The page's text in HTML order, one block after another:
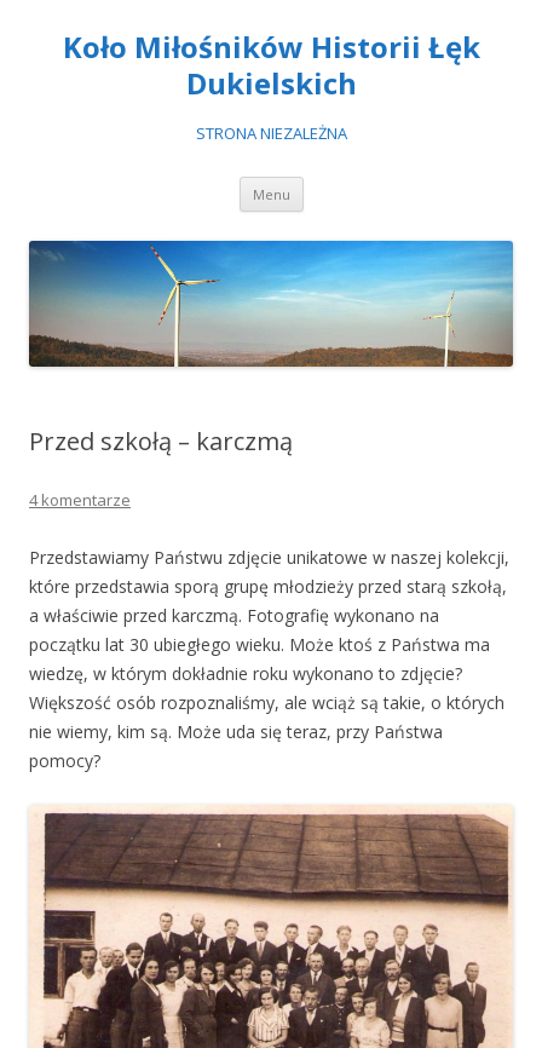
Koło Miłośników Historii Łęk
Dukielskich
STRONA NIEZALEŻNA
Menu Przeskocz
treści
Przed szkołą – karczmą
4 komentarze
Przedstawiamy Państwu zdjęcie unikatowe w naszej kolekcji,
które przedstawia sporą grupę młodzieży przed starą szkołą,
a właściwie przed karczmą. Fotografię wykonano na
początku lat 30 ubiegłego wieku. Może ktoś z Państwa ma
wiedzę, w którym dokładnie roku wykonano to zdjęcie?
Większość osób rozpoznaliśmy, ale wciąż są takie, o których
nie wiemy, kim są. Może uda się teraz, przy Państwa
pomocy?